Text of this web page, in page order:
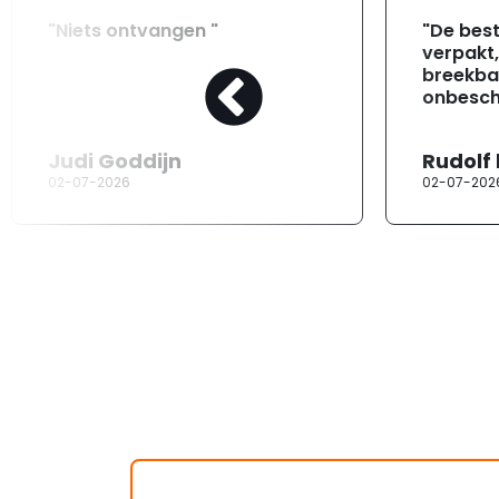
"Niets ontvangen "
Judi Goddijn
02-07-2026
"De
02-07-